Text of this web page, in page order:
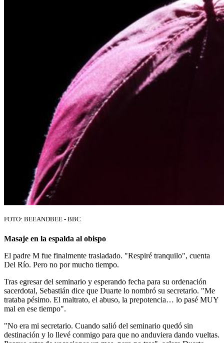
FOTO: BEEANDBEE - BBC
Masaje en la espalda al obispo
El padre M fue finalmente trasladado. "Respiré tranquilo", cuenta
Del Río. Pero no por mucho tiempo.
Tras egresar del seminario y esperando fecha para su ordenación
sacerdotal, Sebastián dice que Duarte lo nombró su secretario. "Me
trataba pésimo. El maltrato, el abuso, la prepotencia… lo pasé MUY
mal en ese tiempo".
"No era mi secretario. Cuando salió del seminario quedó sin
destinación y lo llevé conmigo para que no anduviera dando vueltas.